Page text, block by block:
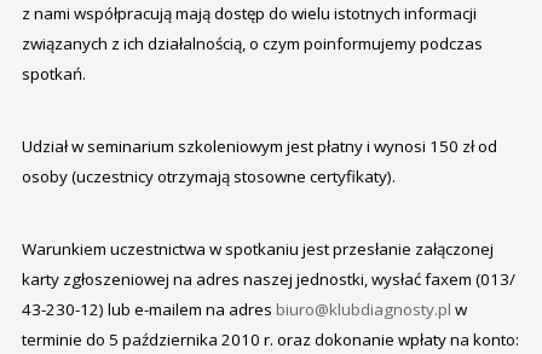
z nami współpracują mają dostęp do wielu istotnych informacji
związanych z ich działalnością, o czym poinformujemy podczas
spotkań.
Udział w seminarium szkoleniowym jest płatny i wynosi 150 zł od
osoby (uczestnicy otrzymają stosowne certyfikaty).
Warunkiem uczestnictwa w spotkaniu jest przesłanie załączonej
karty zgłoszeniowej na adres naszej jednostki, wysłać faxem (013/
43-230-12) lub e-mailem na adres biuro@klubdiagnosty.pl w
terminie do 5 października 2010 r. oraz dokonanie wpłaty na konto: